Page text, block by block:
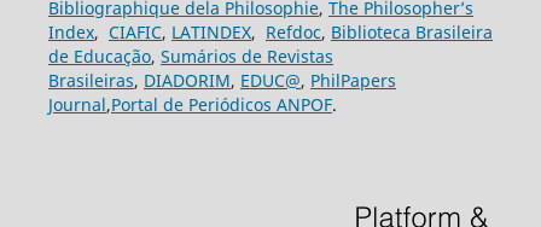
Bibliographique dela Philosophie, The Philosopher’s
Index, CIAFIC, LATINDEX, Refdoc, Biblioteca Brasileira
de Educação, Sumários de Revistas
Brasileiras, DIADORIM, EDUC@, PhilPapers
Journal,Portal de Periódicos ANPOF.